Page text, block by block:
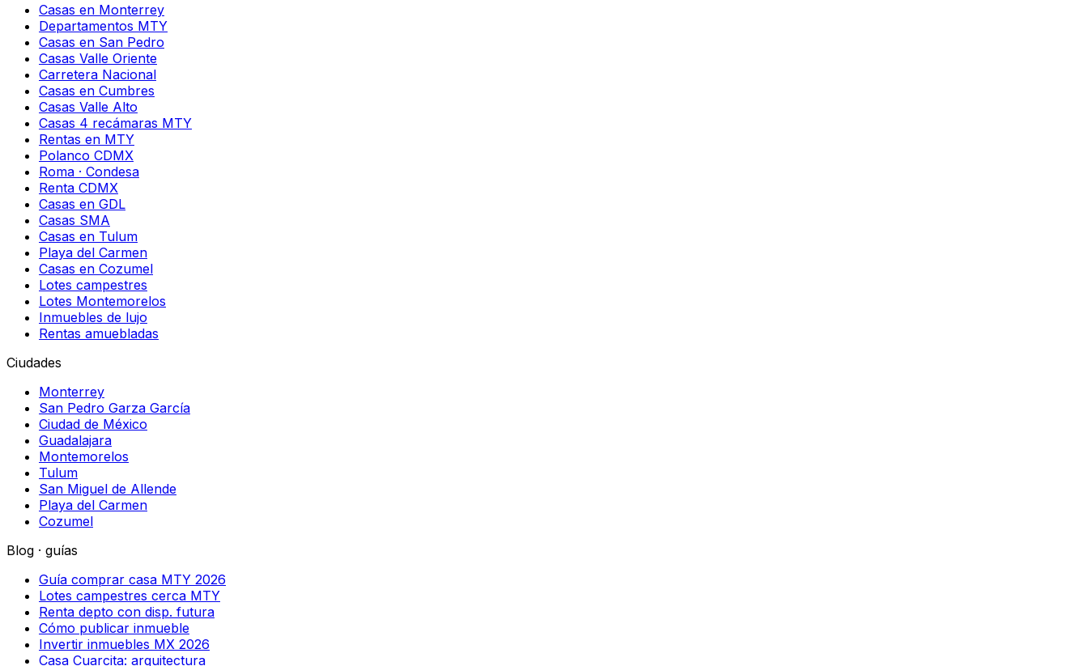
Casas en Monterrey
Departamentos MTY
Casas en San Pedro
Casas Valle Oriente
Carretera Nacional
Casas en Cumbres
Casas Valle Alto
Casas 4 recámaras MTY
Rentas en MTY
Polanco CDMX
Roma · Condesa
Renta CDMX
Casas en GDL
Casas SMA
Casas en Tulum
Playa del Carmen
Casas en Cozumel
Lotes campestres
Lotes Montemorelos
Inmuebles de lujo
Rentas amuebladas
Ciudades
Monterrey
San Pedro Garza García
Ciudad de México
Guadalajara
Montemorelos
Tulum
San Miguel de Allende
Playa del Carmen
Cozumel
Blog · guías
Guía comprar casa MTY 2026
Lotes campestres cerca MTY
Renta depto con disp. futura
Cómo publicar inmueble
Invertir inmuebles MX 2026
Casa Cuarcita: arquitectura